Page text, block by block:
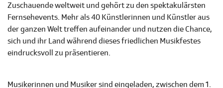
Zuschauende weltweit und gehört zu den spektakulärsten
Fernsehevents. Mehr als 40 Künstlerinnen und Künstler aus
der ganzen Welt treffen aufeinander und nutzen die Chance,
sich und ihr Land während dieses friedlichen Musikfestes
eindrucksvoll zu präsentieren.
Musikerinnen und Musiker sind eingeladen, zwischen dem 1.